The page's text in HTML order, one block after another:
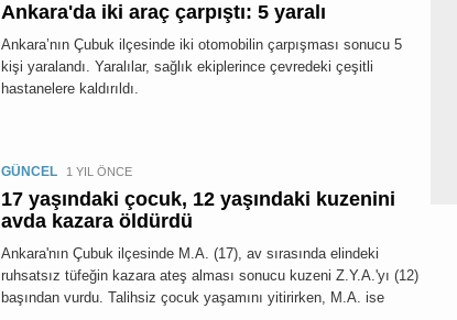
Ankara'da iki araç çarpıştı: 5 yaralı
Ankara’nın Çubuk ilçesinde iki otomobilin çarpışması sonucu 5
kişi yaralandı. Yaralılar, sağlık ekiplerince çevredeki çeşitli
hastanelere kaldırıldı.
GÜNCEL 1 YIL ÖNCE
17 yaşındaki çocuk, 12 yaşındaki kuzenini
avda kazara öldürdü
Ankara'nın Çubuk ilçesinde M.A. (17), av sırasında elindeki
ruhsatsız tüfeğin kazara ateş alması sonucu kuzeni Z.Y.A.'yı (12)
başından vurdu. Talihsiz çocuk yaşamını yitirirken, M.A. ise